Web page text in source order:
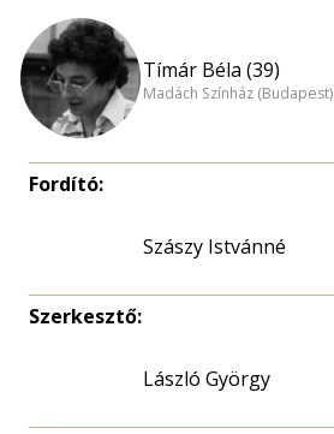
Tímár Béla (39)
Madách Színház (Budapest)
Fordító:
Szászy Istvánné
Szerkesztő:
László György